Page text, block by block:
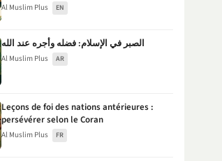
Al Muslim Plus EN
الصبر في الإسلام: فضله وأجره عند الله
Al Muslim Plus AR
Leçons de foi des nations antérieures :
persévérer selon le Coran
Al Muslim Plus FR